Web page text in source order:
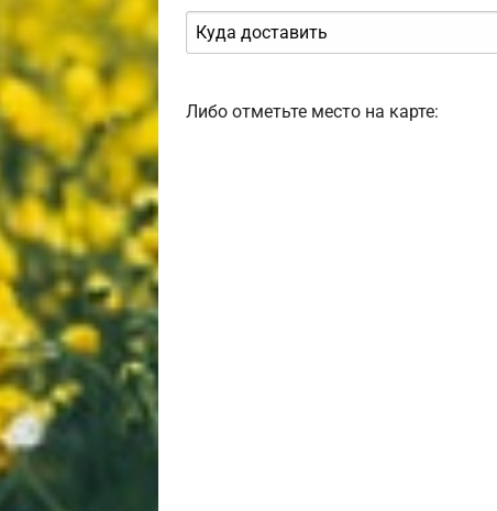
Либо отметьте место на карте: